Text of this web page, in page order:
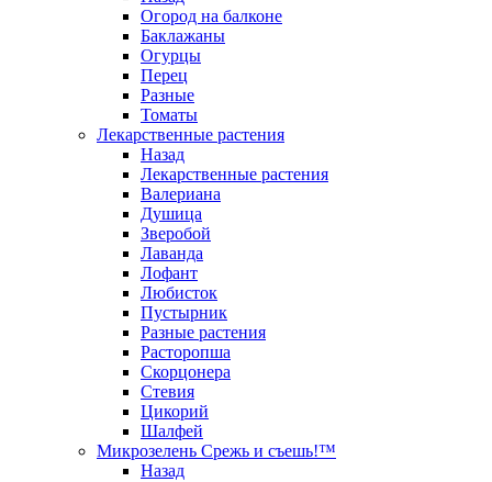
Огород на балконе
Баклажаны
Огурцы
Перец
Разные
Томаты
Лекарственные растения
Назад
Лекарственные растения
Валериана
Душица
Зверобой
Лаванда
Лофант
Любисток
Пустырник
Разные растения
Расторопша
Скорцонера
Стевия
Цикорий
Шалфей
Микрозелень Срежь и съешь!™
Назад